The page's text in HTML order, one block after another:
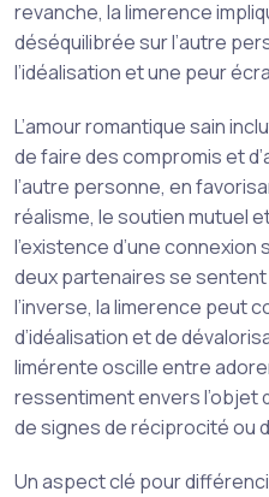
revanche, la limerence
déséquilibrée sur l’autre
l’idéalisation et une peur
L’amour romantique sain
de faire des compromis et
l’autre personne, en
réalisme, le soutien mutuel
l’existence d’une
deux partenaires se
l’inverse, la limerence peut
d’idéalisation et de
limérente oscille entre
ressentiment envers
de signes de réciprocité ou
Un aspect clé pour